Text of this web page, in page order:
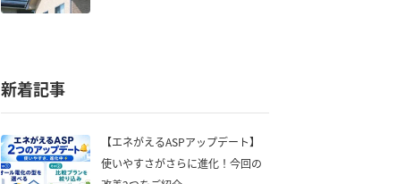
新着記事
【エネがえるASPアップデート】
使いやすさがさらに進化！今回の